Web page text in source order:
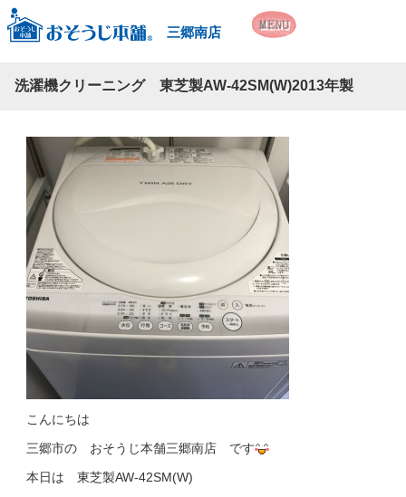
三郷南店
洗濯機クリーニング 東芝製AW-42SM(W)2013年製
こんにちは
三郷市の おそうじ本舗三郷南店 です
本日は 東芝製AW-42SM(W)